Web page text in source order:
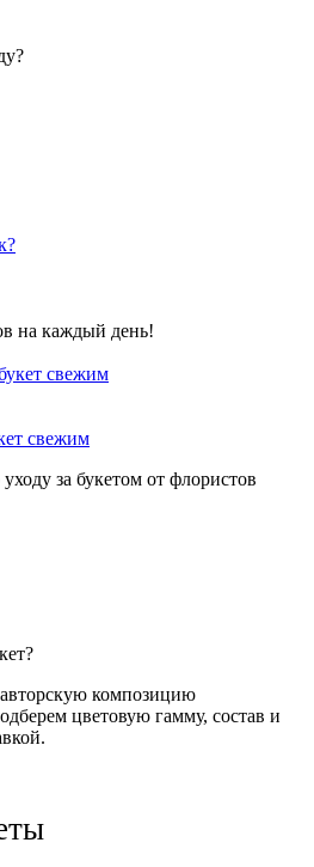
на каждый день!
свежим
за букетом от флористов
композицию
цветовую гамму, состав и